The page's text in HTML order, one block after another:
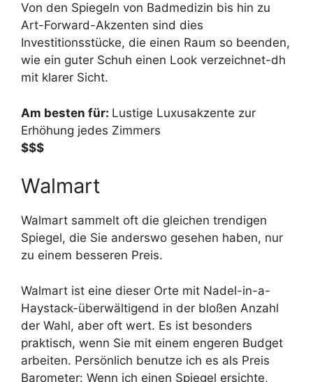
Von den Spiegeln von Badmedizin bis hin zu
Art-Forward-Akzenten sind dies
Investitionsstücke, die einen Raum so beenden,
wie ein guter Schuh einen Look verzeichnet-dh
mit klarer Sicht.
Am besten für: Lustige Luxusakzente zur
Erhöhung jedes Zimmers
$$$
Walmart
Walmart sammelt oft die gleichen trendigen
Spiegel, die Sie anderswo gesehen haben, nur
zu einem besseren Preis.
Walmart ist eine dieser Orte mit Nadel-in-a-
Haystack-überwältigend in der bloßen Anzahl
der Wahl, aber oft wert. Es ist besonders
praktisch, wenn Sie mit einem engeren Budget
arbeiten. Persönlich benutze ich es als Preis
Barometer: Wenn ich einen Spiegel ersichte,